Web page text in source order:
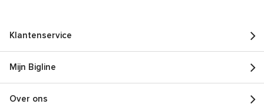
Klantenservice
Mijn Bigline
Over ons